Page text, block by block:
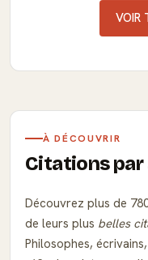
VOIR
À DÉCOUVRIR
Citations par
Découvrez plus de
de leurs plus belles
Philosophes,